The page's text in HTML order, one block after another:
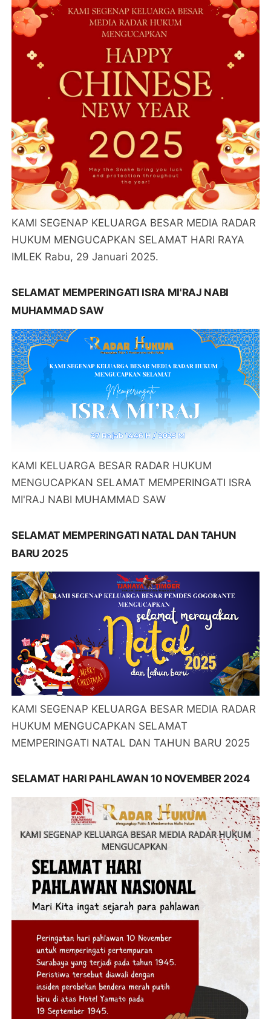
KAMI SEGENAP KELUARGA BESAR MEDIA RADAR
HUKUM MENGUCAPKAN SELAMAT HARI RAYA
IMLEK Rabu, 29 Januari 2025.
SELAMAT MEMPERINGATI ISRA MI'RAJ NABI
MUHAMMAD SAW
KAMI KELUARGA BESAR RADAR HUKUM
MENGUCAPKAN SELAMAT MEMPERINGATI ISRA
MI'RAJ NABI MUHAMMAD SAW
SELAMAT MEMPERINGATI NATAL DAN TAHUN
BARU 2025
KAMI SEGENAP KELUARGA BESAR MEDIA RADAR
HUKUM MENGUCAPKAN SELAMAT
MEMPERINGATI NATAL DAN TAHUN BARU 2025
SELAMAT HARI PAHLAWAN 10 NOVEMBER 2024